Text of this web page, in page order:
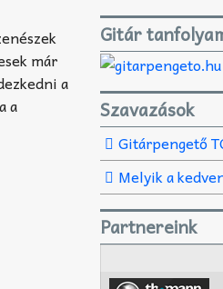
már
a
a
Gitár
Szavazások
Gitárpengető
Melyik a
Partnereink